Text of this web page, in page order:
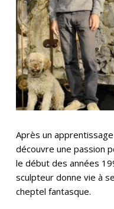
Après un
découvre une passion
le début des années
sculpteur donne vie à
cheptel fantasque.